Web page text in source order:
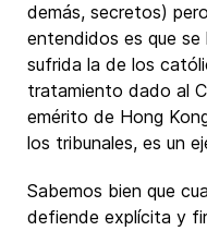
demás, secretos)
entendidos es que
sufrida la de los
tratamiento dado al
emérito de Hong
los tribunales, es un
Sabemos bien que
defiende explícita y